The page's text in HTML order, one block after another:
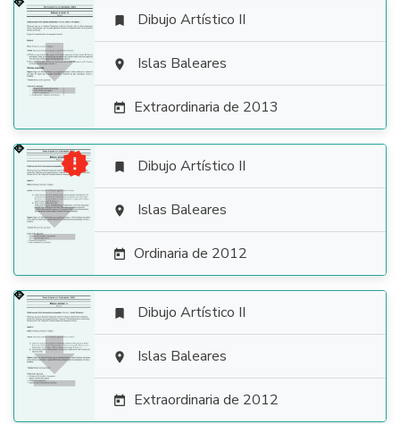

 Dibujo Artístico II
 Islas Baleares
 Extraordinaria de 2013

  Dibujo Artístico II
 Islas Baleares
 Ordinaria de 2012

 Dibujo Artístico II
 Islas Baleares
 Extraordinaria de 2012